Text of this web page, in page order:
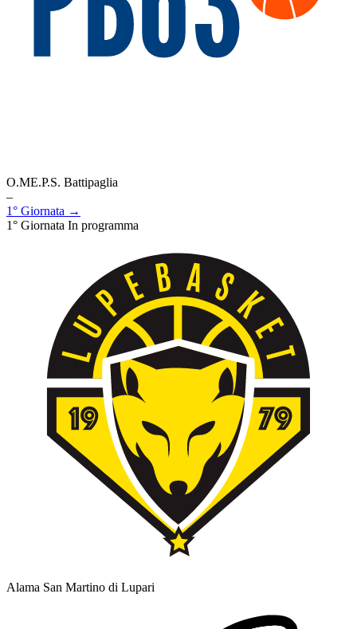
O.ME.P.S. Battipaglia
–
1° Giornata →
1° Giornata In programma
Alama San Martino di Lupari